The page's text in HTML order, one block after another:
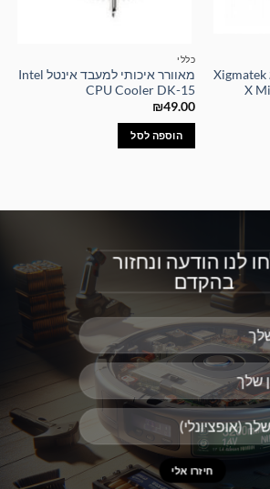
ספק כוח איכותי למיינינג Xigmatek
X
כללי
מאוורר איכותי למעבד אינטל Intel
CPU Cooler DK-15
₪49.00
הוספה לסל
לנו הודעה ונחזור
בהקדם